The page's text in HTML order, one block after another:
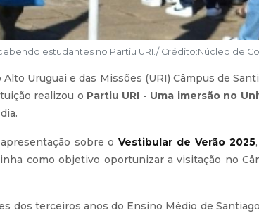
estudantes no Partiu URI./ Crédito:Núcleo de
Uruguai e das Missões (URI) Câmpus de
realizou o Partiu URI - Uma imersão no
sobre oVestibular de Verão 2025
como objetivo oportunizar a visitação no
dos terceiros anos do Ensino Médio de